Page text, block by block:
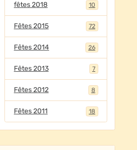
fêtes 2018 10
Fêtes 2015 72
Fêtes 2014 26
Fêtes 2013 7
Fêtes 2012 8
Fêtes 2011 18